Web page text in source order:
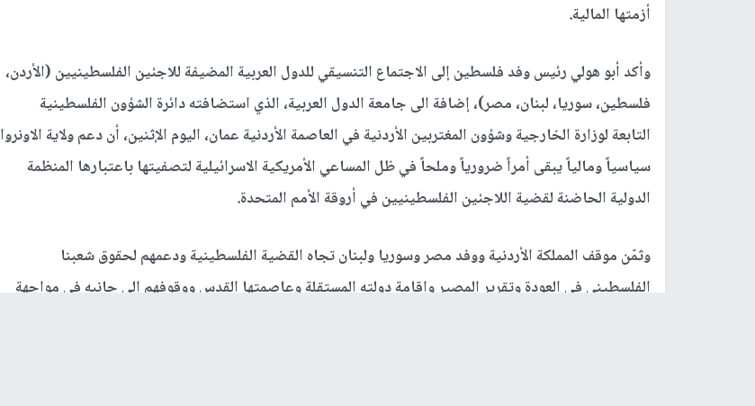
أزمتها المالية.
وأكد أبو هولي رئيس وفد فلسطين إلى الاجتماع التنسيقي للدول العربية المضيفة للاجئين الفلسطينيين (الأردن،
فلسطين، سوريا، لبنان، مصر)، إضافة الى جامعة الدول العربية، الذي استضافته دائرة الشؤون الفلسطينية
التابعة لوزارة الخارجية وشؤون المغتربين الأردنية في العاصمة الأردنية عمان، اليوم الإثنين، أن دعم ولاية الاونروا
سياسياً ومالياً يبقى أمراً ضرورياً وملحاً في ظل المساعي الأمريكية الاسرائيلية لتصفيتها باعتبارها المنظمة
الدولية الحاضنة لقضية اللاجئين الفلسطينيين في أروقة الأمم المتحدة.
وثمّن موقف المملكة الأردنية ووفد مصر وسوريا ولبنان تجاه القضية الفلسطينية ودعمهم لحقوق شعبنا
الفلسطيني في العودة وتقرير المصير وإقامة دولته المستقلة وعاصمتها القدس ووقوفهم الى جانبه في مواجهة